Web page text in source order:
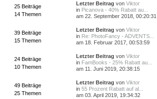
25 Beiträge
14 Themen
Letzter Beitrag vonViktor
in Picanova - 40% Rabatt au...
am 22. September 2018, 00:20:31
39 Beiträge
15 Themen
Letzter Beitrag vonViktor
in Re: PhotoFancy - ADVENTS...
am 18. Februar 2017, 00:53:59
24 Beiträge
10 Themen
Letzter Beitrag vonViktor
in FamBooks - 25% Rabatt au...
am 11. Juni 2019, 20:38:15
49 Beiträge
25 Themen
Letzter Beitrag vonViktor
in55 Prozent Rabatt auf al...
am 03. April 2019, 19:34:32